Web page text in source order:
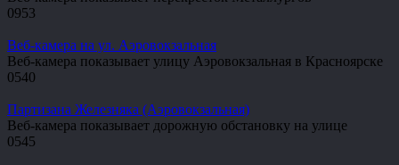
0953
Веб-камера на ул. Аэровокзальная
Веб-камера показывает улицу Аэровокзальная в Красноярске
0540
Партизана Железняка (Аэровокзальная)
Веб-камера показывает дорожную обстановку на улице
0545